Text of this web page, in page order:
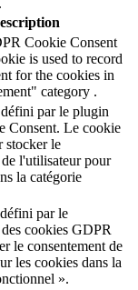
Cookie Consent
is used to record
for the cookies in
category .
par le plugin
Consent. Le cookie
stocker le
l'utilisateur pour
la catégorie
par le
cookies GDPR
le consentement de
les cookies dans la
».